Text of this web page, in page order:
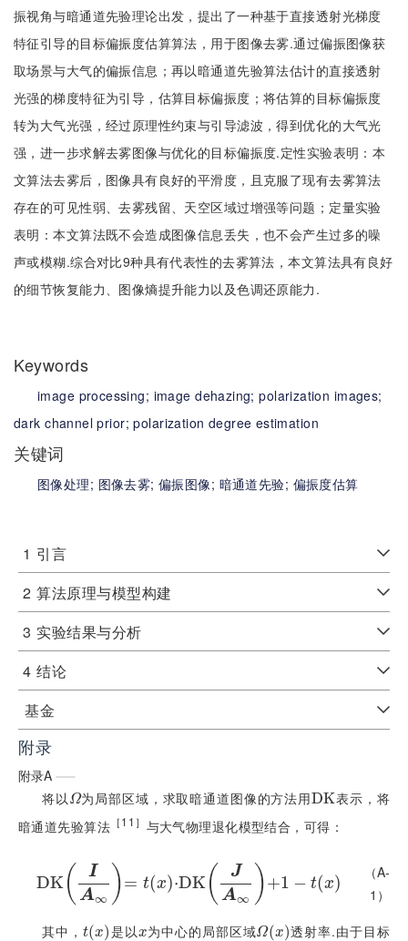
振视角与暗通道先验理论出发，提出了一种基于直接透射光梯度
特征引导的目标偏振度估算算法，用于图像去雾.通过偏振图像获
取场景与大气的偏振信息；再以暗通道先验算法估计的直接透射
光强的梯度特征为引导，估算目标偏振度；将估算的目标偏振度
转为大气光强，经过原理性约束与引导滤波，得到优化的大气光
强，进一步求解去雾图像与优化的目标偏振度.定性实验表明：本
文算法去雾后，图像具有良好的平滑度，且克服了现有去雾算法
存在的可见性弱、去雾残留、天空区域过增强等问题；定量实验
表明：本文算法既不会造成图像信息丢失，也不会产生过多的噪
声或模糊.综合对比9种具有代表性的去雾算法，本文算法具有良好
的细节恢复能力、图像熵提升能力以及色调还原能力.
Keywords
image processing; image dehazing;polarization images;
dark channel prior;polarization degree estimation
关键词
图像处理; 图像去雾;偏振图像; 暗通道先验; 偏振度估算
1 引言
2 算法原理与模型构建
3 实验结果与分析
4 结论
基金
附录
附录A
将以Ω
Ω为局部区域，求取暗通道图像的方法用DK
DK 表示，将
暗通道先验算法 ［11］ 与大气物理退化模型结合，可得：
DK(
I
A∞ )= t(x)⋅DK(
J
A∞ )+1 − t(x)
DKI A∞=tx⋅DKJA∞+1- x
（A-
1）
其中， t(x)
tx 是以x
x 为中心的局部区域Ω(x)
Ωx 透射率.由于目标